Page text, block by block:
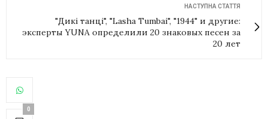
НАСТУПНА СТАТТЯ
"Дикі танці", "Lasha Tumbai", "1944" и другие:
эксперты YUNA определили 20 знаковых песен за
20 лет
0